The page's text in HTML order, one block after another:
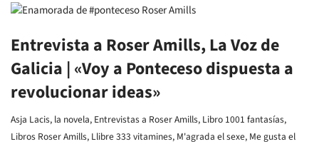
Entrevista a Roser Amills, La Voz de
Galicia | «Voy a Ponteceso dispuesta a
revolucionar ideas»
Asja Lacis, la novela, Entrevistas a Roser Amills, Libro 1001 fantasías,
Libros Roser Amills, Llibre 333 vitamines, M'agrada el sexe, Me gusta el